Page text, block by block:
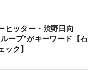
ヒッター・渋野日向
ープ”がキーワード【石
ック】